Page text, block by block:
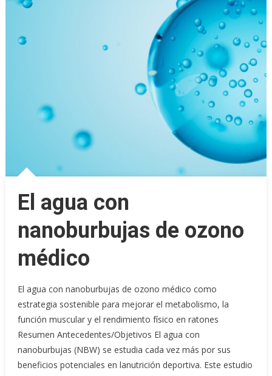
El agua con
nanoburbujas de ozono
médico
El agua con nanoburbujas de ozono médico como
estrategia sostenible para mejorar el metabolismo, la
función muscular y el rendimiento físico en ratones
Resumen Antecedentes/Objetivos El agua con
nanoburbujas (NBW) se estudia cada vez más por sus
beneficios potenciales en lanutrición deportiva. Este estudio